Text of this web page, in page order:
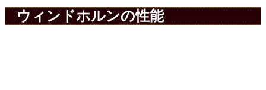
ウィンドホルンの性能